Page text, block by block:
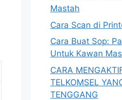
Mastah
Cara Scan di
Cara Buat Sop:
Untuk Kawan
CARA
TELKOMSEL
TENGGANG